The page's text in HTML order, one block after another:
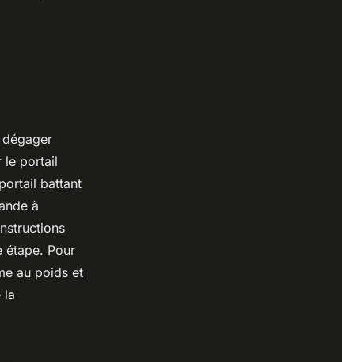
le portail
battant
à
étape. Pour
au poids et
la